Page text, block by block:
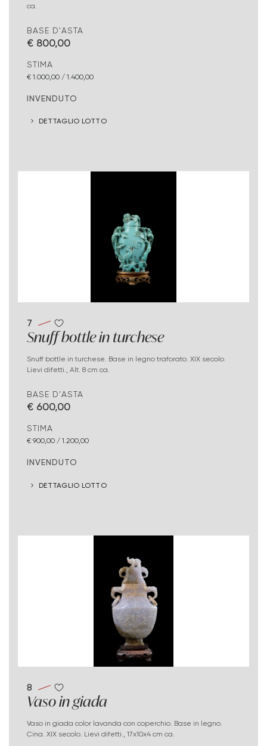
ca.
BASE D'ASTA
€ 800,00
STIMA
€ 1.000,00 / 1.400,00
INVENDUTO
DETTAGLIO LOTTO
7
Snuff bottle in turchese
Snuff bottle in turchese. Base in legno traforato. XIX secolo.
Lievi difetti., Alt. 8 cm ca.
BASE D'ASTA
€ 600,00
STIMA
€ 900,00 / 1.200,00
INVENDUTO
DETTAGLIO LOTTO
8
Vaso in giada
Vaso in giada color lavanda con coperchio. Base in legno.
Cina. XIX secolo. Lievi difetti., 17x10x4 cm ca.